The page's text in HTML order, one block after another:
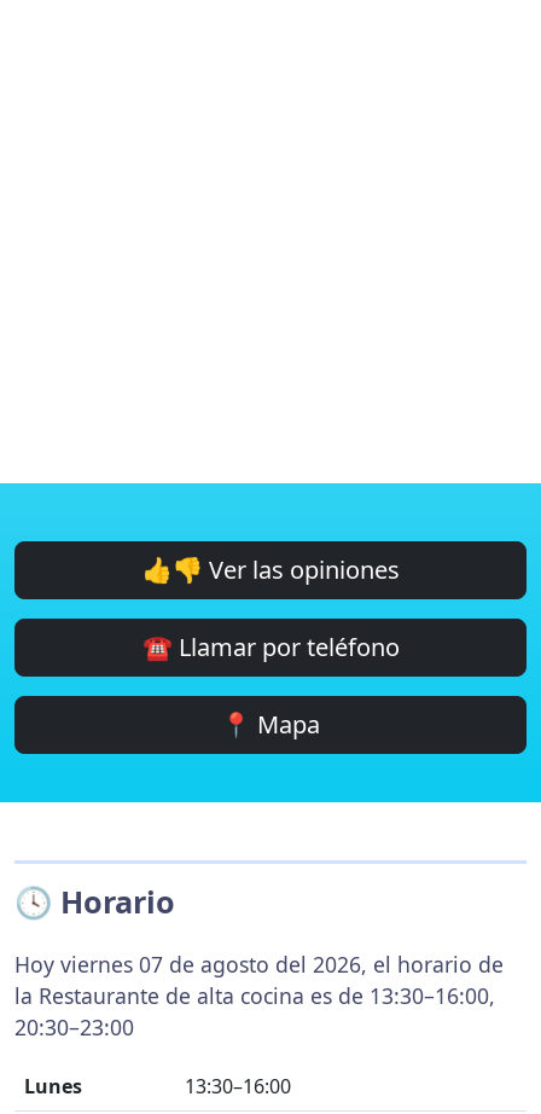
👍👎 Ver las opiniones
☎️ Llamar por teléfono
📍 Mapa
🕓 Horario
Hoy viernes 07 de agosto del 2026, el horario de
la Restaurante de alta cocina es de 13:30–16:00,
20:30–23:00
Lunes
13:30–16:00